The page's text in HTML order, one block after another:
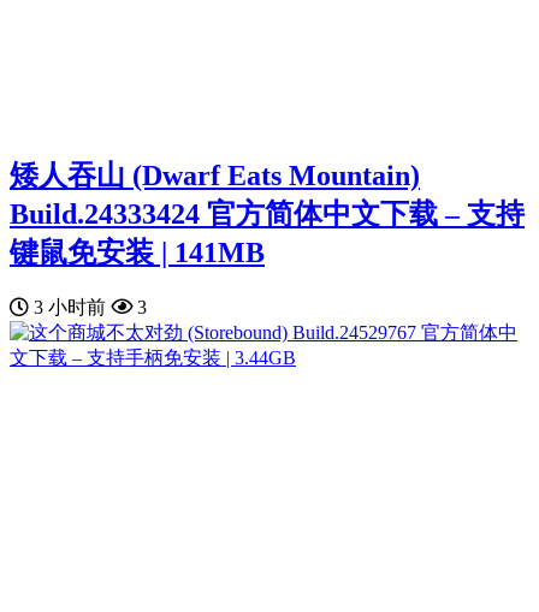
矮人吞山 (Dwarf Eats Mountain)
Build.24333424 官方简体中文下载 – 支持
键鼠免安装 | 141MB
3 小时前 3